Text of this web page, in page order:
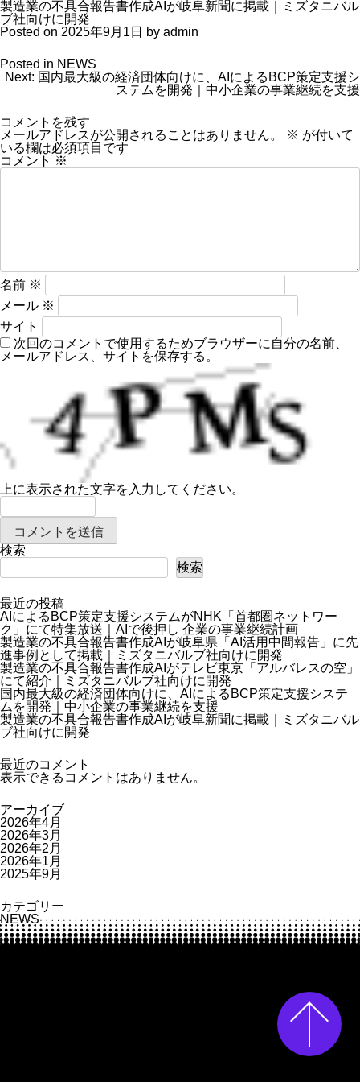
製造業の不具合報告書作成AIが岐阜新聞に掲載｜ミズタニバル
ブ社向けに開発
Posted on 2025年9月1日 by admin
Posted in NEWS
投
ゲ
ー
シ
ョ
Next: 国内最大級の経済団体向けに、AIによるBCP策定支援シ
ステムを開発｜中小企業の事業継続を支援
コメントを残す
メールアドレスが公開されることはありません。
※ が付いて
いる欄は必須項目です
コメント ※
名前 ※
メール ※
サイト
次回のコメントで使用するためブラウザーに自分の名前、
メールアドレス、サイトを保存する。
上に表示された文字を入力してください。
検索
検索
最近の投稿
AIによるBCP策定支援システムがNHK「首都圏ネットワー
ク」にて特集放送｜AIで後押し 企業の事業継続計画
製造業の不具合報告書作成AIが岐阜県「AI活用中間報告」に先
進事例として掲載｜ミズタニバルブ社向けに開発
製造業の不具合報告書作成AIがテレビ東京「アルバレスの空」
にて紹介｜ミズタニバルブ社向けに開発
国内最大級の経済団体向けに、AIによるBCP策定支援システ
ムを開発｜中小企業の事業継続を支援
製造業の不具合報告書作成AIが岐阜新聞に掲載｜ミズタニバル
ブ社向けに開発
最近のコメント
表示できるコメントはありません。
アーカイブ
2026年4月
2026年3月
2026年2月
2026年1月
2025年9月
カテゴリー
NEWS